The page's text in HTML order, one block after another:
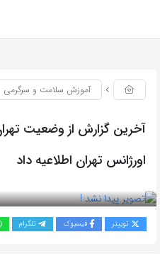
آموزش سلامت و سرگرمی
آخرین گزارش از وضعیت
اورژانس تهران اطلاعیه داد
توییتر فیسبوک تلگرام